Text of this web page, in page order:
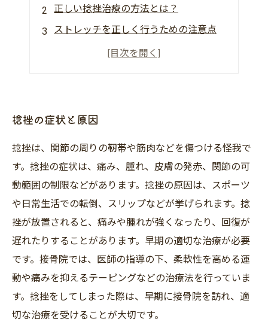
正しい捻挫治療の方法とは？
ストレッチを正しく行うための注意点
いつからストレッチを開始するべきか
捻挫の症状と原因
捻挫は、関節の周りの靭帯や筋肉などを傷つける怪我で
す。捻挫の症状は、痛み、腫れ、皮膚の発赤、関節の可
動範囲の制限などがあります。捻挫の原因は、スポーツ
や日常生活での転倒、スリップなどが挙げられます。捻
挫が放置されると、痛みや腫れが強くなったり、回復が
遅れたりすることがあります。早期の適切な治療が必要
です。接骨院では、医師の指導の下、柔軟性を高める運
動や痛みを抑えるテーピングなどの治療法を行っていま
す。捻挫をしてしまった際は、早期に接骨院を訪れ、適
切な治療を受けることが大切です。